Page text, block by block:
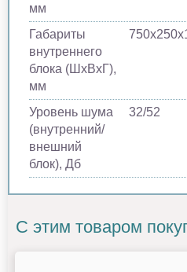
мм
Габариты
внутреннего
блока (ШхВхГ),
мм
Уровень шума
(внутренний/
внешний
блок), Дб
32/52
С этим товаром